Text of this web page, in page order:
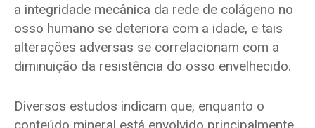
a integridade mecânica da rede de colágeno no
osso humano se deteriora com a idade, e tais
alterações adversas se correlacionam com a
diminuição da resistência do osso envelhecido.
Diversos estudos indicam que, enquanto o
conteúdo mineral está envolvido principalmente